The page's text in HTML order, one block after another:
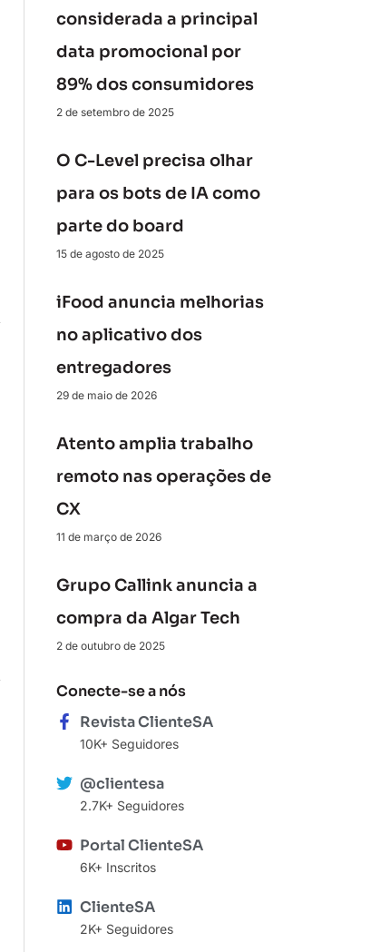
considerada a principal
data promocional por
89% dos consumidores
2 de setembro de 2025
O C-Level precisa olhar
para os bots de IA como
parte do board
15 de agosto de 2025
iFood anuncia melhorias
no aplicativo dos
entregadores
29 de maio de 2026
Atento amplia trabalho
remoto nas operações de
CX
11 de março de 2026
Grupo Callink anuncia a
compra da Algar Tech
2 de outubro de 2025
Conecte-se a nós
Revista ClienteSA
10K+ Seguidores
@clientesa
2.7K+ Seguidores
Portal ClienteSA
6K+ Inscritos
ClienteSA
2K+ Seguidores